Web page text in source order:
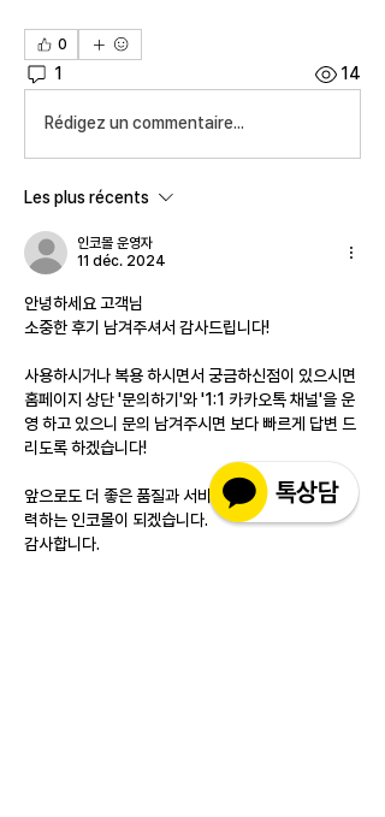
0
1 14
Rédigez un commentaire...
Les plus récents
인코몰 운영자
11 déc. 2024
안녕하세요 고객님
소중한 후기 남겨주셔서 감사드립니다!
사용하시거나 복용 하시면서 궁금하신점이 있으시면
홈페이지 상단 '문의하기'와 '1:1 카카오톡 채널'을 운
영 하고 있으니 문의 남겨주시면 보다 빠르게 답변 드
리도록 하겠습니다!
앞으로도 더 좋은 품질과 서비스를 제공하기 위해 노
력하는 인코몰이 되겠습니다.
감사합니다.